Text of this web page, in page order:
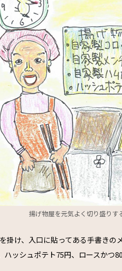
揚げ物屋を元気よく切り盛りす
掛け、入口に貼ってある手書き
ハッシュポテト75円、ロースかつ